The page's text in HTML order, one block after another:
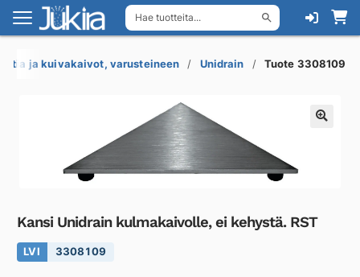
Hae tuotteita...
Siirry
navigointiin
Siirry
sisältöön
ja kuivakaivot, varusteineen Unidrain Tuote 3308109
Kansi Unidrain kulmakaivolle, ei kehystä. RST
LVI 3308109